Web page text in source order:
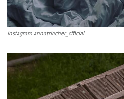
instagram annatrincher_official